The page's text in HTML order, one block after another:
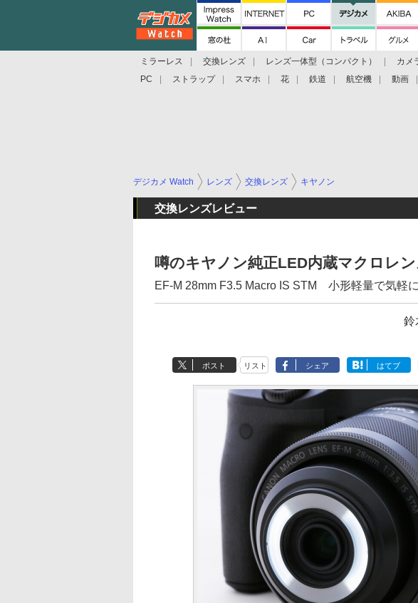
ミラーレス 交換レンズ レンズ一体型（コンパクト） カメ
PC
ストラップ スマホ 花 鉄道 航空機 動画
デジカメ Watch レンズ 交換レンズ キヤノン
交換レンズレビュー
噂のキヤノン純正LED内蔵マクロレ
EF-M 28mm F3.5 Macro IS STM 小形軽量で気軽
鈴
ポスト リスト シェア はてブ